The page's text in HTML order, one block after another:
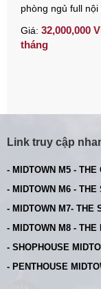
phòng ngủ full nội
Giá: 32,000,000
tháng
Link truy cập
- MIDTOWN M5 - THE
- MIDTOWN M6 - THE
- MIDTOWN M7- THE
- MIDTOWN M8 - THE
- SHOPHOUSE
- PENTHOUSE